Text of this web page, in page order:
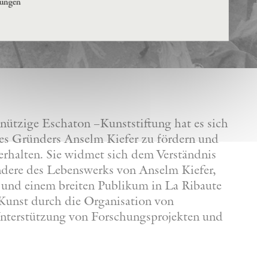
Eschaton –Kunststiftung hat es sich
Gründers Anselm Kiefer zu fördern und
Sie widmet sich dem Verständnis
des Lebenswerks von Anselm Kiefer,
einem breiten Publikum in La Ribaute
durch die Organisation von
von Forschungsprojekten und